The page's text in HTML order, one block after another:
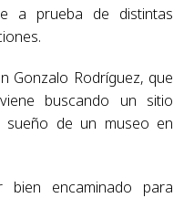
a prueba de distintas
Gonzalo Rodríguez, que
buscando un sitio
sueño de un museo en
bien encaminado para